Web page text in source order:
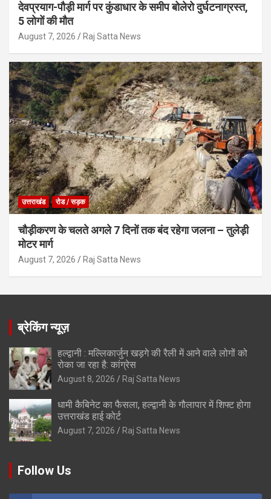
देवप्रयाग-पौड़ी मार्ग पर कुंडाधार के समीप बोलेरो दुर्घटनाग्रस्त,
5 लोगों की मौत
August 7, 2026 Raj Satta News
उत्तराखंड रोड / सड़क
चौड़ीकरण के चलते अगले 7 दिनों तक बंद रहेगा जलना – तुलेड़ी
मोटर मार्ग
August 7, 2026 Raj Satta News
ब्रेकिंग न्यूज़
हल्द्वानी : मल्लिकार्जुन खड़गे की रैली में आने वाले लोगों को
रोका जा रहा है: कांग्रेस
August 8, 2026 Raj Satta News
धामी कैबिनेट का फैसला, हल्द्वानी के गौलापार में शिफ्ट होगा
उत्तराखंड हाई कोर्ट
August 7, 2026 Raj Satta News
Follow Us